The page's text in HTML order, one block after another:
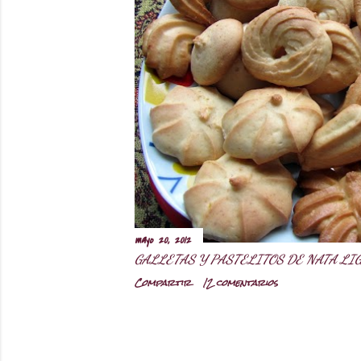
a
d
a
s
mayo 20, 2012
GALLETAS Y PASTELITOS DE NATA
Compartir 12 comentarios